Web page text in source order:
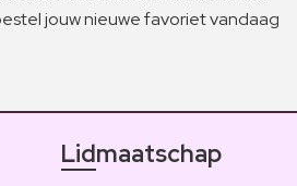
jouw nieuwe favoriet vandaag
Lidmaatschap